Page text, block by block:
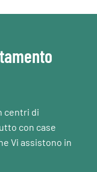
centri di
con case
Vi assistono in